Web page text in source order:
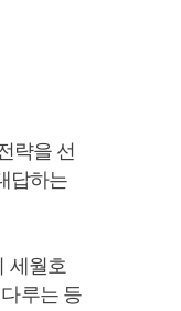
략을 선
답하는
세월호
루는 등